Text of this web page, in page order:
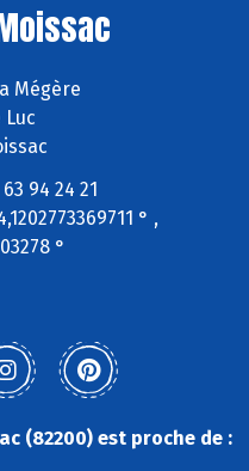
Mégère
Luc
94 24 21
° ,
°
(82200) est proche de :